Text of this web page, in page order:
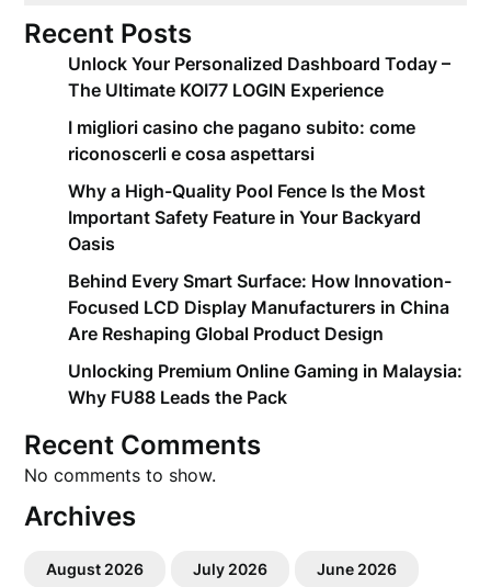
Recent Posts
Unlock Your Personalized Dashboard Today –
The Ultimate KOI77 LOGIN Experience
I migliori casino che pagano subito: come
riconoscerli e cosa aspettarsi
Why a High-Quality Pool Fence Is the Most
Important Safety Feature in Your Backyard
Oasis
Behind Every Smart Surface: How Innovation-
Focused LCD Display Manufacturers in China
Are Reshaping Global Product Design
Unlocking Premium Online Gaming in Malaysia:
Why FU88 Leads the Pack
Recent Comments
No comments to show.
Archives
August 2026 July 2026 June 2026